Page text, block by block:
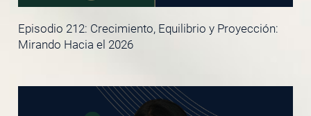
Episodio 212: Crecimiento, Equilibrio y Proyección:
Mirando Hacia el 2026